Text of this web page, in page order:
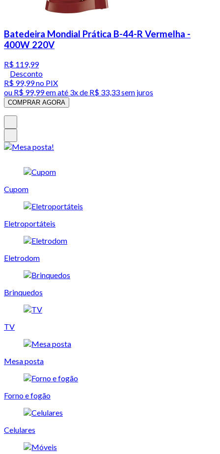
Batedeira Mondial Prática B-44-R Vermelha -
400W 220V
R$ 119,99
Desconto
R$ 99,99no PIX
ou R$ 99,99em até 3x de R$ 33,33 sem juros
COMPRAR AGORA
Cupom
Eletroportáteis
Eletrodom
Brinquedos
TV
Mesa posta
Forno e fogão
Celulares